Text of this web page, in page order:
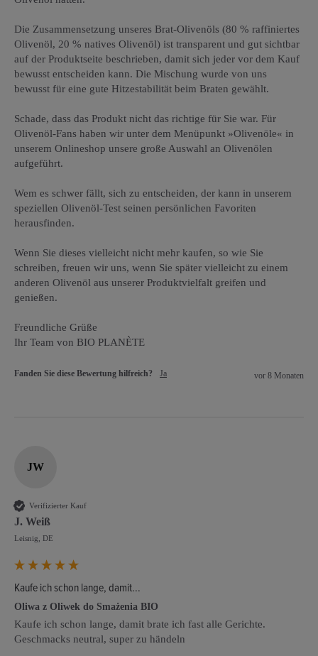
Die Zusammensetzung unseres Brat-Olivenöls (80 % raffiniertes
Olivenöl, 20 % natives Olivenöl) ist transparent und gut sichtbar
auf der Produktseite beschrieben, damit sich jeder vor dem Kauf
bewusst entscheiden kann. Die Mischung wurde von uns
bewusst für eine gute Hitzestabilität beim Braten gewählt.
Schade, dass das Produkt nicht das richtige für Sie war. Für
Olivenöl-Fans haben wir unter dem Menüpunkt »Olivenöle« in
unserem Onlineshop unsere große Auswahl an Olivenölen
aufgeführt.
Wem es schwer fällt, sich zu entscheiden, der kann in unserem
speziellen Olivenöl-Test seinen persönlichen Favoriten
herausfinden.
Wenn Sie dieses vielleicht nicht mehr kaufen, so wie Sie
schreiben, freuen wir uns, wenn Sie später vielleicht zu einem
anderen Olivenöl aus unserer Produktvielfalt greifen und
genießen.
Freundliche Grüße
Ihr Team von BIO PLANÈTE
Fanden Sie diese Bewertung hilfreich? Ja vor 8 Monaten
JW
Verifizierter Kauf
J. Weiß
Leisnig, DE
Kaufe ich schon lange, damit...
Oliwa z Oliwek do Smażenia BIO
Kaufe ich schon lange, damit brate ich fast alle Gerichte.
Geschmacks neutral, super zu händeln